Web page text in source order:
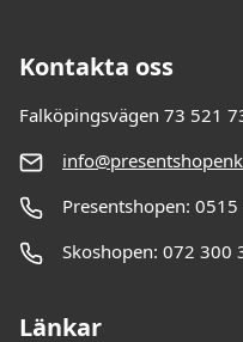
Kontakta oss
Falköpingsvägen 73 521
Presentshopen:
Skoshopen: 072 300
Länkar